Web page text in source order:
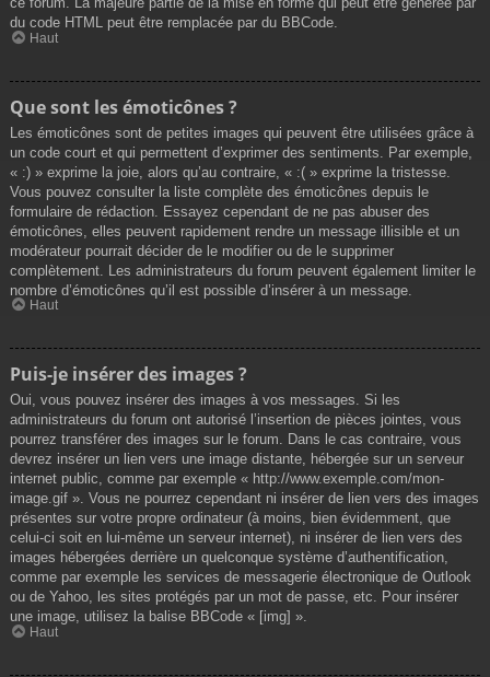
du code HTML peut être remplacée par du BBCode.
Haut
Que sont les émoticônes ?
Les émoticônes sont de petites images qui peuvent être utilisées grâce à
un code court et qui permettent d’exprimer des sentiments. Par exemple,
« :) » exprime la joie, alors qu’au contraire, « :( » exprime la tristesse.
Vous pouvez consulter la liste complète des émoticônes depuis le
formulaire de rédaction. Essayez cependant de ne pas abuser des
émoticônes, elles peuvent rapidement rendre un message illisible et un
modérateur pourrait décider de le modifier ou de le supprimer
complètement. Les administrateurs du forum peuvent également limiter le
nombre d’émoticônes qu’il est possible d’insérer à un message.
Haut
Puis-je insérer des images ?
Oui, vous pouvez insérer des images à vos messages. Si les
administrateurs du forum ont autorisé l’insertion de pièces jointes, vous
pourrez transférer des images sur le forum. Dans le cas contraire, vous
devrez insérer un lien vers une image distante, hébergée sur un serveur
internet public, comme par exemple « http://www.exemple.com/mon-
image.gif ». Vous ne pourrez cependant ni insérer de lien vers des images
présentes sur votre propre ordinateur (à moins, bien évidemment, que
celui-ci soit en lui-même un serveur internet), ni insérer de lien vers des
images hébergées derrière un quelconque système d’authentification,
comme par exemple les services de messagerie électronique de Outlook
ou de Yahoo, les sites protégés par un mot de passe, etc. Pour insérer
une image, utilisez la balise BBCode « [img] ».
Haut